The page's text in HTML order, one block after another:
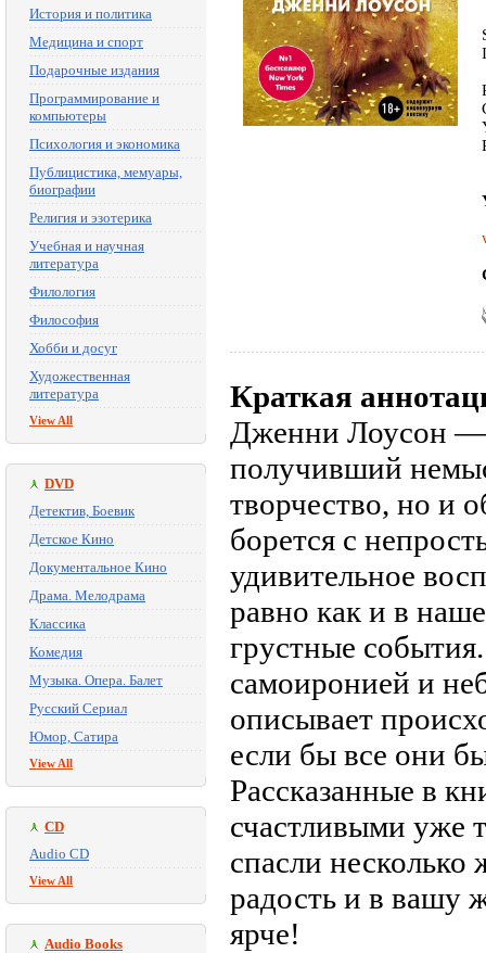
История и политика
Медицина и спорт
Подарочные издания
Программирование и
компьютеры
Психология и экономика
Публицистика, мемуары,
биографии
Религия и эзотерика
Учебная и научная
литература
Филология
Философия
Хобби и досуг
Художественная
литература
View All
DVD
Детектив, Боевик
Детское Кино
Документальное Кино
Драма. Мелодрама
Классика
Комедия
Музыка. Опера. Балет
Русский Сериал
Юмор, Сатира
View All
CD
Audio CD
View All
Audio Books
Краткая
Дженни Лоусон —
получивший
творчество, но и
борется с
удивительное
равно как и в
грустные
самоиронией и
описывает
если бы все они
Рассказанные в
счастливыми уже
спасли
радость и в вашу
ярче!